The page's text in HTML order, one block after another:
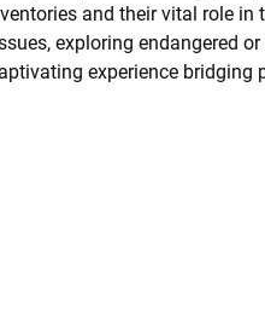
and their vital role in
exploring endangered
experience bridging